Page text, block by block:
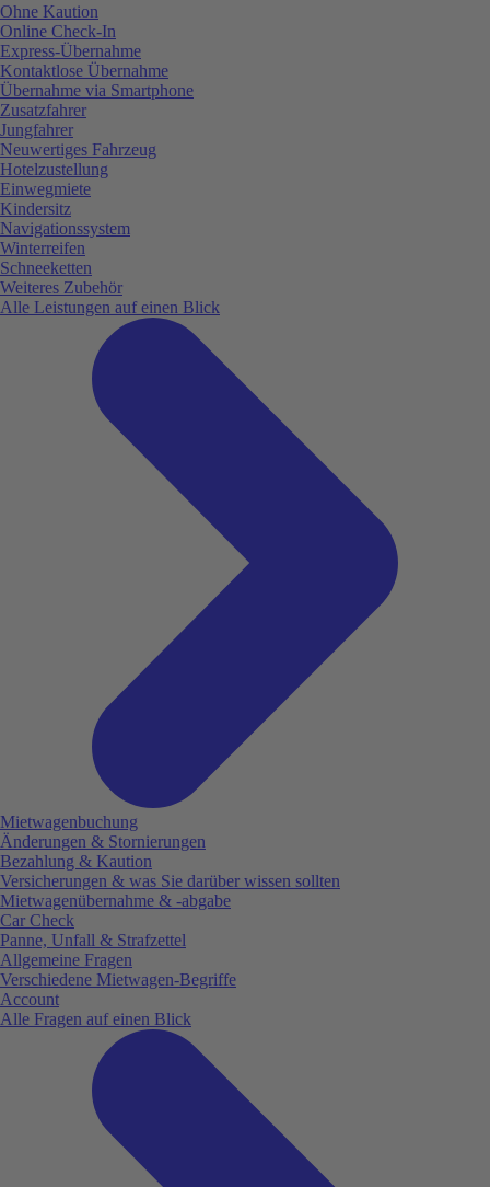
Ohne Kaution
Online Check-In
Express-Übernahme
Kontaktlose Übernahme
Übernahme via Smartphone
Zusatzfahrer
Jungfahrer
Neuwertiges Fahrzeug
Hotelzustellung
Einwegmiete
Kindersitz
Navigationssystem
Winterreifen
Schneeketten
Weiteres Zubehör
Alle Leistungen auf einen Blick
Mietwagenbuchung
Änderungen & Stornierungen
Bezahlung & Kaution
Versicherungen & was Sie darüber wissen sollten
Mietwagenübernahme & -abgabe
Car Check
Panne, Unfall & Strafzettel
Allgemeine Fragen
Verschiedene Mietwagen-Begriffe
Account
Alle Fragen auf einen Blick